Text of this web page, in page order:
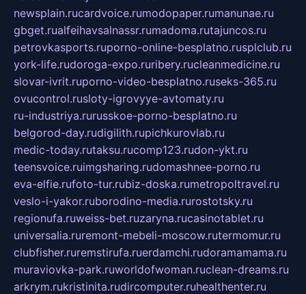
newsplain.rucardvoice.rumodopaper.rumanunae.ru
gbget.rualfeihavsalnassr.rumadoma.rutajuncos.ru
petrovkasports.ruporno-online-besplatno.rusplclub.ru
york-life.rudoroga-expo.ruribery.rucleanmedicine.ru
slovar-ivrit.ruporno-video-besplatno.ruseks-365.ru
ovucontrol.rusloty-igrovyye-avtomaty.ru
ru-industriya.rurusskoe-porno-besplatno.ru
belgorod-day.rudigilith.rupichkurovlab.ru
medic-today.rutaksu.rucomp123.rudon-ykt.ru
teensvoice.ruimgsharing.rudomashnee-porno.ru
eva-elfie.rufoto-tur.rubiz-doska.rumetropoltravel.ru
veslo-i-yakor.ruborodino-media.rurostotsky.ru
regionufa.ruweiss-bet.ruzaryna.rucasinotablet.ru
universalia.ruremont-mebeli-moscow.rutermomur.ru
clubfisher.ruremstirufa.ruerdamchi.rudoramamama.ru
muraviovka-park.ruworldofwoman.ruclean-dreams.ru
arkrym.rukristinita.rudircomputer.ruhealthenter.ru